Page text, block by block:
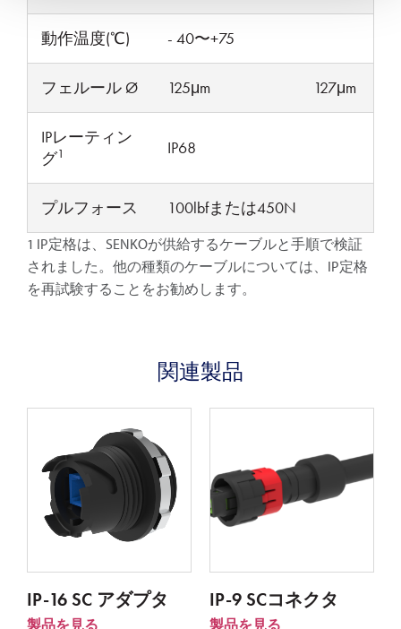
動作温度(℃) - 40〜+75
フェルール Ø 125μm 127μm
IPレーティン
グ1 IP68
プルフォース 100lbfまたは450N
1 IP定格は、SENKOが供給するケーブルと手順で検証
されました。他の種類のケーブルについては、IP定格
を再試験することをお勧めします。
関連製品
IP-16 SC アダプタ
製品を見る
IP-9 SCコネクタ
製品を見る